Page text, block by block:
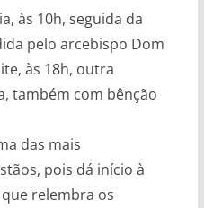
às 10h, seguida da
pelo arcebispo Dom
às 18h, outra
também com bênção
das mais
pois dá início à
relembra os